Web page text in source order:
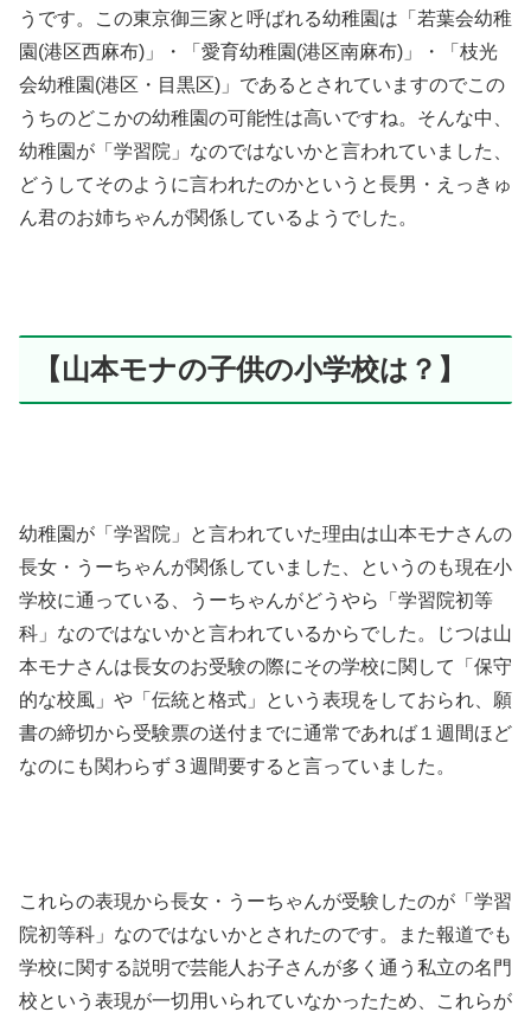
うです。この東京御三家と呼ばれる幼稚園は「若葉会幼稚
園(港区西麻布)」・「愛育幼稚園(港区南麻布)」・「枝光
会幼稚園(港区・目黒区)」であるとされていますのでこの
うちのどこかの幼稚園の可能性は高いですね。そんな中、
幼稚園が「学習院」なのではないかと言われていました、
どうしてそのように言われたのかというと長男・えっきゅ
ん君のお姉ちゃんが関係しているようでした。
【山本モナの子供の小学校は？】
幼稚園が「学習院」と言われていた理由は山本モナさんの
長女・うーちゃんが関係していました、というのも現在小
学校に通っている、うーちゃんがどうやら「学習院初等
科」なのではないかと言われているからでした。じつは山
本モナさんは長女のお受験の際にその学校に関して「保守
的な校風」や「伝統と格式」という表現をしておられ、願
書の締切から受験票の送付までに通常であれば１週間ほど
なのにも関わらず３週間要すると言っていました。
これらの表現から長女・うーちゃんが受験したのが「学習
院初等科」なのではないかとされたのです。また報道でも
学校に関する説明で芸能人お子さんが多く通う私立の名門
校という表現が一切用いられていなかったため、これらが